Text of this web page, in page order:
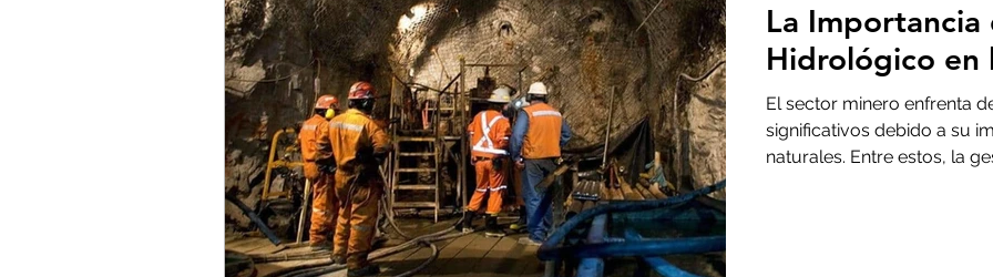
La
Hidrológico en
El sector minero enfrenta
significativos debido a su
naturales. Entre estos, la